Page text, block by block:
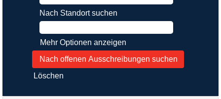
Nach Standort suchen
Mehr Optionen anzeigen
Löschen